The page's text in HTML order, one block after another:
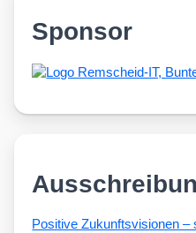
Sponsor
Posi­ti­ve Zukunfts­vi­sio­nen